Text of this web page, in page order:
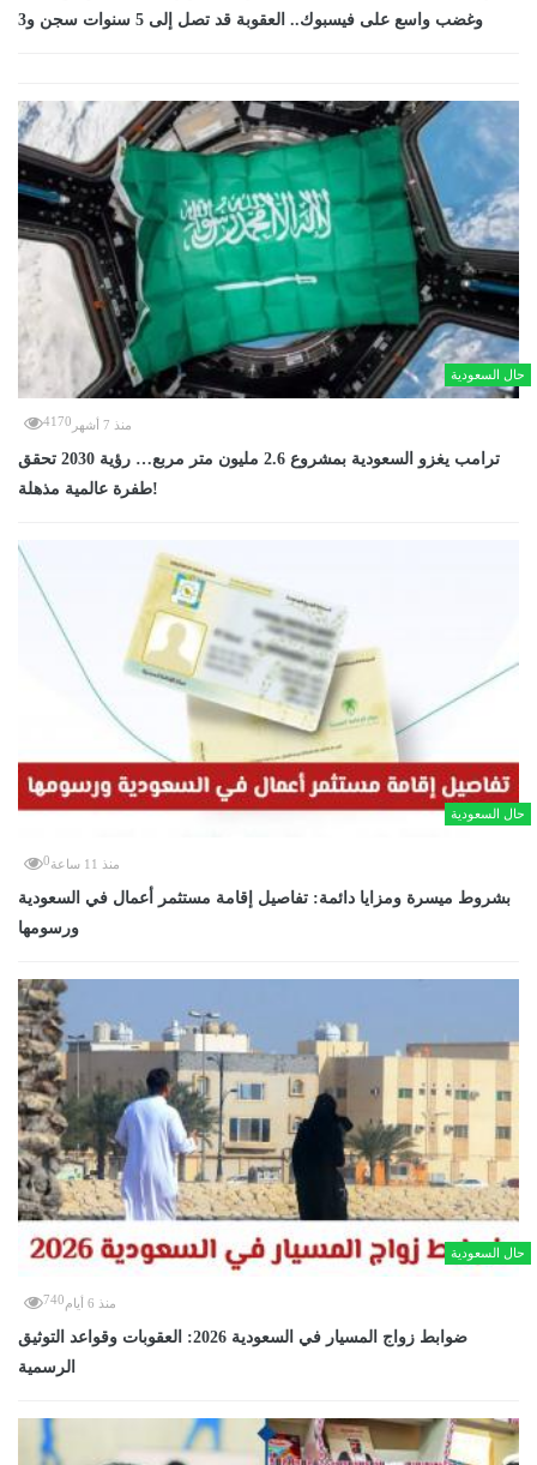
وغضب واسع على فيسبوك.. العقوبة قد تصل إلى 5 سنوات سجن و3
حال السعودية
منذ 7 أشهر 4170
ترامب يغزو السعودية بمشروع 2.6 مليون متر مربع… رؤية 2030 تحقق
طفرة عالمية مذهلة!
حال السعودية
منذ 11 ساعة 0
بشروط ميسرة ومزايا دائمة: تفاصيل إقامة مستثمر أعمال في السعودية
ورسومها
حال السعودية
منذ 6 أيام 740
ضوابط زواج المسيار في السعودية 2026: العقوبات وقواعد التوثيق
الرسمية